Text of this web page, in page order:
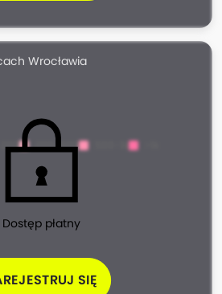
Wrocławia
Dostęp płatny
SIĘ
200 200-500 500-1k